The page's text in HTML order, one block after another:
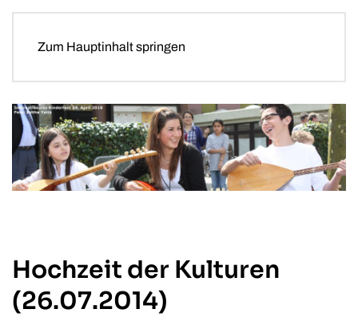
Zum Hauptinhalt springen
Hochzeit der Kulturen
(26.07.2014)